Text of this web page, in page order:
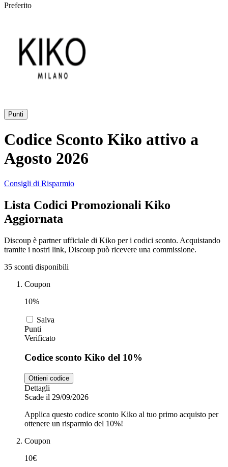
eBay
Samsung
Fineco
Privé by
adidas
Abbigliamento
e Accessori
Vacanze e
Hotel
Profumi
Trasporti
Auto e Moto
Farmacia
Scarpe
Preferito
Punti
Codice Sconto Kiko attivo a
Agosto 2026
Consigli di Risparmio
Lista Codici Promozionali Kiko
Aggiornata
Discoup è partner ufficiale di Kiko per i codici sconto. Acquistando
tramite i nostri link, Discoup può ricevere una commissione.
35 sconti disponibili
Coupon
10%
Salva
Punti
Verificato
Codice sconto Kiko del 10%
Ottieni codice
Dettagli
Scade il 29/09/2026
Applica questo codice sconto Kiko al tuo primo acquisto per
ottenere un risparmio del 10%!
Coupon
10€